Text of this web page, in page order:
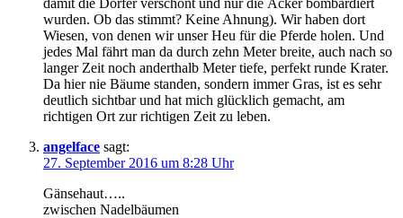
wurden. Ob das stimmt? Keine Ahnung). Wir haben dort
Wiesen, von denen wir unser Heu für die Pferde holen. Und
jedes Mal fährt man da durch zehn Meter breite, auch nach so
langer Zeit noch anderthalb Meter tiefe, perfekt runde Krater.
Da hier nie Bäume standen, sondern immer Gras, ist es sehr
deutlich sichtbar und hat mich glücklich gemacht, am
richtigen Ort zur richtigen Zeit zu leben.
angelface sagt:
27. September 2016 um 8:28 Uhr
Gänsehaut…..
zwischen Nadelbäumen